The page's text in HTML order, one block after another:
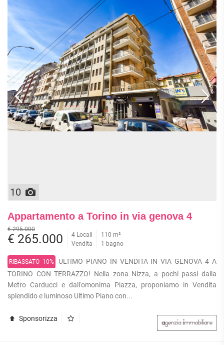
10
Appartamento a Torino in via genova 4
€ 295.000
€ 265.000
4 Locali
Vendita
110 m²
1 bagno
RIBASSATO -10%
ULTIMO PIANO IN VENDITA IN VIA GENOVA 4 A
TORINO CON TERRAZZO! Nella zona Nizza, a pochi passi dalla
Metro Carducci e dall'omonima Piazza, proponiamo in Vendita
splendido e luminoso Ultimo Piano con...
Sponsorizza